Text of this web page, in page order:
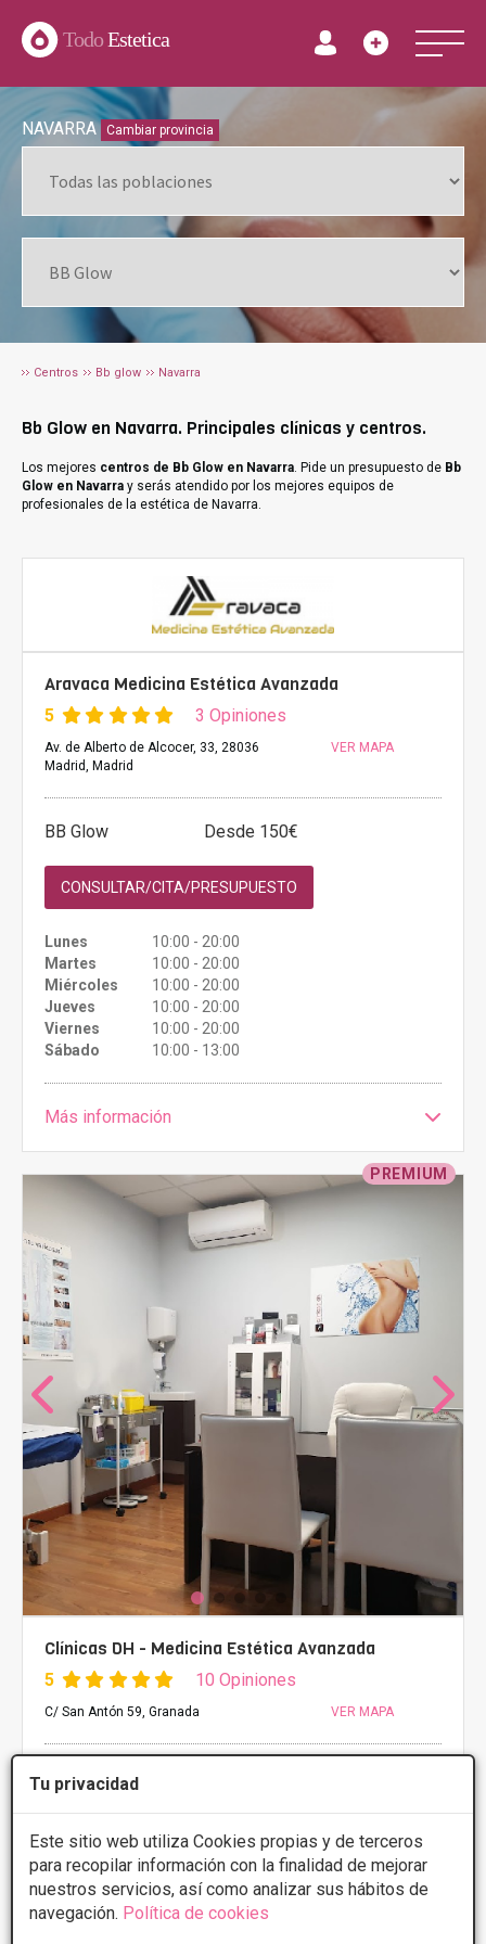
Tu privacidad
Este sitio web utiliza Cookies propias y de terceros
para recopilar información con la finalidad de mejorar
nuestros servicios, así como analizar sus hábitos de
navegación. Política de cookies
TodoEstetica
NAVARRA Cambiar provincia
Centros Bb glow Navarra
Bb Glow en Navarra. Principales clínicas y centros.
Los mejores centros de Bb Glow en Navarra. Pide un presupuesto de Bb
Glow en Navarra y serás atendido por los mejores equipos de
profesionales de la estética de Navarra.
Aravaca Medicina Estética Avanzada
5 3 Opiniones
Av. de Alberto de Alcocer, 33, 28036
Madrid, Madrid
VER MAPA
BB Glow Desde 150€
CONSULTAR/CITA/PRESUPUESTO
Lunes
10:00 - 20:00
Martes
10:00 - 20:00
Miércoles
10:00 - 20:00
Jueves
10:00 - 20:00
Viernes
10:00 - 20:00
Sábado
10:00 - 13:00
Más información
PREMIUM
Clínicas DH - Medicina Estética Avanzada
5 10 Opiniones
C/ San Antón 59, Granada VER MAPA
PRIMERA CONSULTA GRATUITA & FINANCIACIÓN A
Tratamientos desde 20€
CONSULTAR/CITA/PRESUPUESTO